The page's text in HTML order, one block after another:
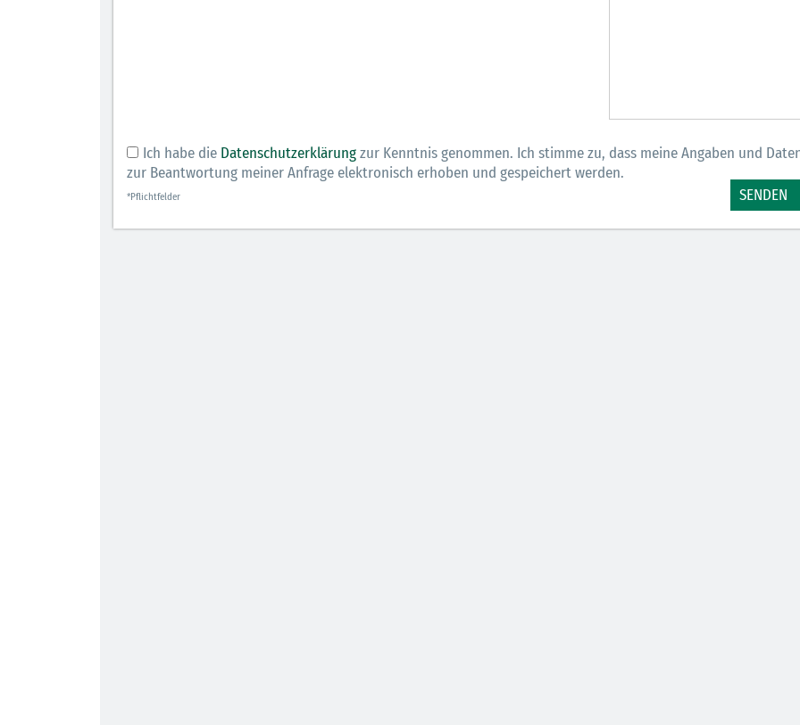
Ich habe die Datenschutzerklärungzur Kenntnis genommen. Ich stimme zu, dass meine Angaben und
zur Beantwortung meiner Anfrage elektronisch erhoben und gespeichert werden.
*Pflichtfelder SENDEN